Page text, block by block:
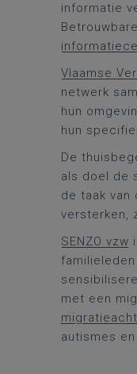
informatie
Vlaamse
netwerk
hun
hun
De
als doel de
de taak van
versterken,
SENZO vzw
met een
autismes